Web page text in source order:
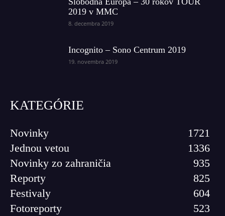
2019 v MMC
8. decembra 2019
Incognito – Sono Centrum 2019
19. novembra 2019
KATEGÓRIE
Novinky
1721
Jednou vetou
1336
Novinky zo zahraničia
935
Reporty
825
Festivaly
604
Fotoreporty
523